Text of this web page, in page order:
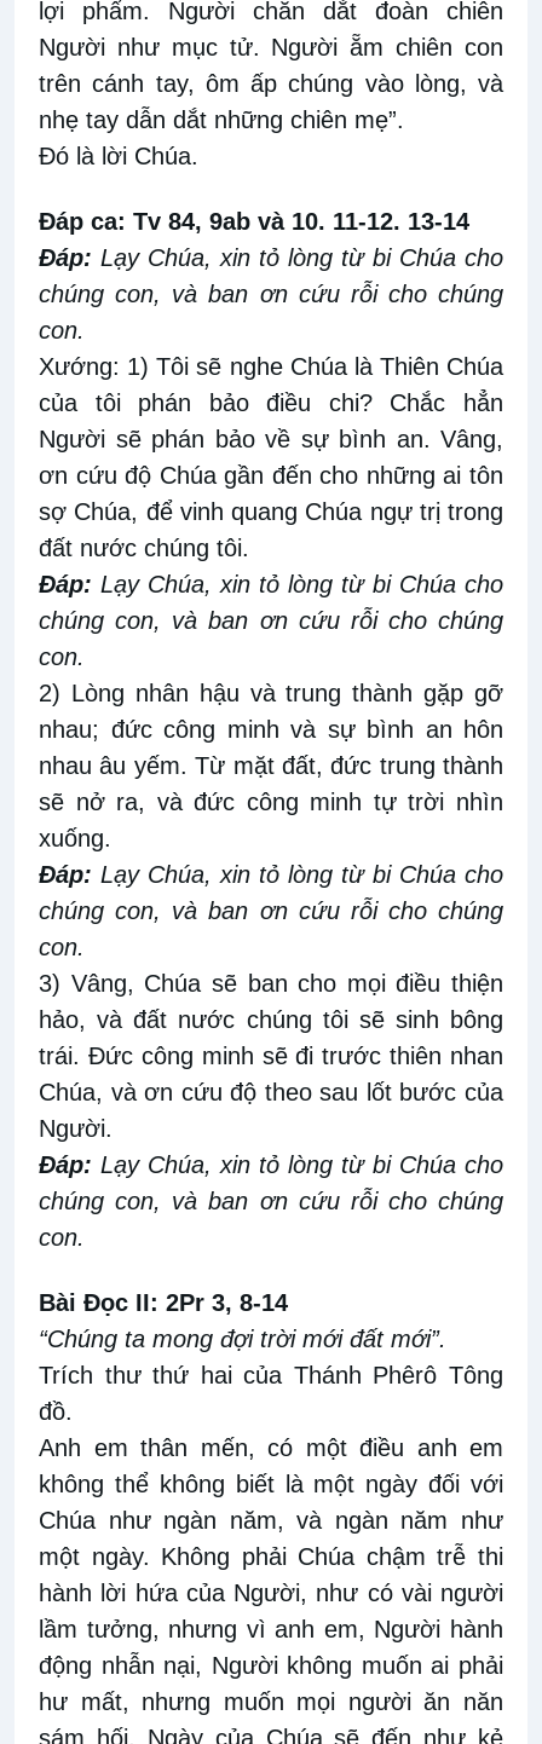
lợi phẩm. Người chăn dắt đoàn chiên
Người như mục tử. Người ẵm chiên con
trên cánh tay, ôm ấp chúng vào lòng, và
nhẹ tay dẫn dắt những chiên mẹ”.
Ðó là lời Chúa.
Đáp ca: Tv 84, 9ab và 10. 11-12. 13-14
Ðáp: Lạy Chúa, xin tỏ lòng từ bi Chúa cho
chúng con, và ban ơn cứu rỗi cho chúng
con.
Xướng: 1) Tôi sẽ nghe Chúa là Thiên Chúa
của tôi phán bảo điều chi? Chắc hẳn
Người sẽ phán bảo về sự bình an. Vâng,
ơn cứu độ Chúa gần đến cho những ai tôn
sợ Chúa, để vinh quang Chúa ngự trị trong
đất nước chúng tôi.
Ðáp: Lạy Chúa, xin tỏ lòng từ bi Chúa cho
chúng con, và ban ơn cứu rỗi cho chúng
con.
2) Lòng nhân hậu và trung thành gặp gỡ
nhau; đức công minh và sự bình an hôn
nhau âu yếm. Từ mặt đất, đức trung thành
sẽ nở ra, và đức công minh tự trời nhìn
xuống.
Ðáp: Lạy Chúa, xin tỏ lòng từ bi Chúa cho
chúng con, và ban ơn cứu rỗi cho chúng
con.
3) Vâng, Chúa sẽ ban cho mọi điều thiện
hảo, và đất nước chúng tôi sẽ sinh bông
trái. Ðức công minh sẽ đi trước thiên nhan
Chúa, và ơn cứu độ theo sau lốt bước của
Người.
Ðáp: Lạy Chúa, xin tỏ lòng từ bi Chúa cho
chúng con, và ban ơn cứu rỗi cho chúng
con.
Bài Ðọc II: 2Pr 3, 8-14
“Chúng ta mong đợi trời mới đất mới”.
Trích thư thứ hai của Thánh Phêrô Tông
đồ.
Anh em thân mến, có một điều anh em
không thể không biết là một ngày đối với
Chúa như ngàn năm, và ngàn năm như
một ngày. Không phải Chúa chậm trễ thi
hành lời hứa của Người, như có vài người
lầm tưởng, nhưng vì anh em, Người hành
động nhẫn nại, Người không muốn ai phải
hư mất, nhưng muốn mọi người ăn năn
sám hối. Ngày của Chúa sẽ đến như kẻ